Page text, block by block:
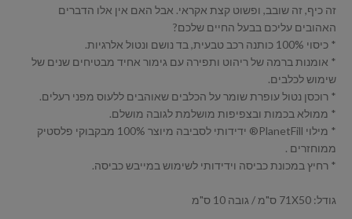
זה כיף, זה שובב, ופשוט קצת אקראי. אבל האם אין אלו הדברים
האהובים עליכם בבעל החיים שלכם?
* כיסוי 100% כותנה רכב טבעית, בד נושם ונטול אלרגיות.
* אומנות ברמה של ריהוט ותפירה עם גימור אחיד מבטיחים שנים של
שימוש לכלבים.
* רוכסן נטול עופרת שומר על הכלבים שאוהבים ללעוס מפני רעלים.
* ממולא בכמות ובצפיפות מושלמת לגובה מושלם.
* מילוי PlanetFill® ידידותי לסביבה מיוצר 100% מבקבוקי פלסטיק
ממוחזרים .
* רחיץ במכונת כביסה וידידותי לשימוש במייבש כביסה.
גודל: 71X50 ס"מ / גובה 10 ס"מ